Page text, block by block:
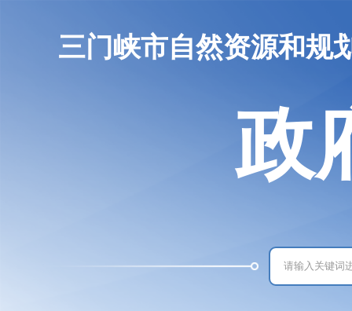
三门峡市自然资源和规
政